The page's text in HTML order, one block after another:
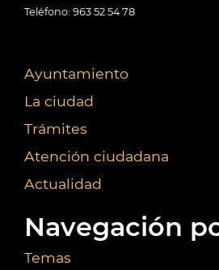
Teléfono: 963 52 54 78
Ayuntamiento
La ciudad
Trámites
Atención ciudadana
Actualidad
Navegación
Temas